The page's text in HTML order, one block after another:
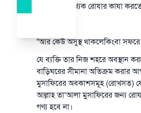
তাকে সম সংখ্যক রোযার কাযা
“আর কেউ অসুস্থ থাকলেকিংবা
যে ব্যক্তি তার নিজ শহরে অবস্থান
বাড়িঘরের সীমানা অতিক্রম করার
মুসাফিরের অবকাশসমূহ (রোখসত)
আল্লাহ তা‘আলা মুসাফিরের জন্য
গণ্য হবে না।